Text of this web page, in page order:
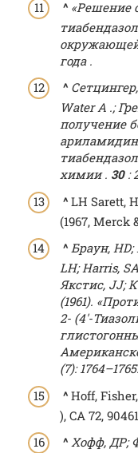
^ «Решение
года.
^
Water A .;
получение
химии. 30:
^ LH Sarett,
(1967, Merck
^ Браун, HD;
LH;Harris,
Якстис, JJ;
(1961).
2- (4′-
(7): 1764–1765.
^ Hoff,
), CA 72,
^ Хофф, ДР;